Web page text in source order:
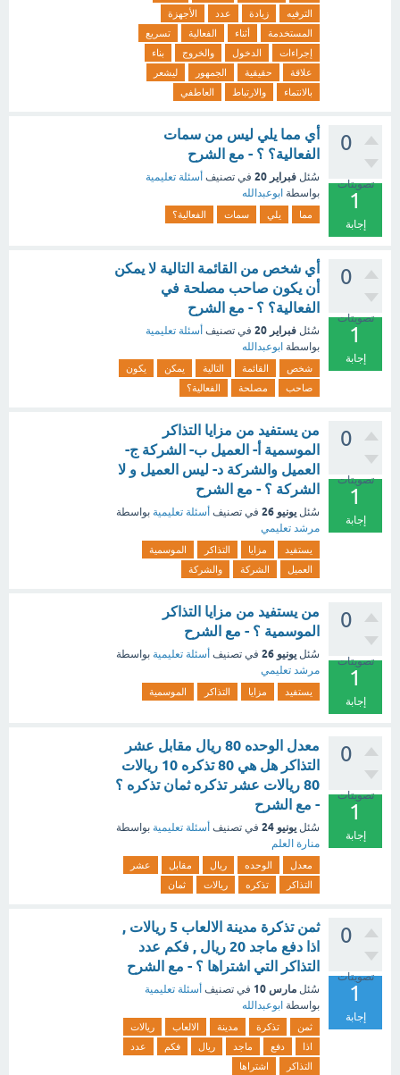
الترفيه
زيادة عدد
الأجهزة
المستخدمة
أثناء الفعالية
تسريع
إجراءات
الدخول والخروج
بناء
علاقة
حقيقية الجمهور
ليشعر
بالانتماء
والارتباط العاطفي
0
تصويتات
1
إجابة
أي مما يلي ليس من سمات
الفعالية؟ ؟ - مع الشرح
سُئل فبراير 20 في تصنيف أسئلة تعليمية
بواسطة ابوعبدالله
مما يلي سمات الفعالية؟
0
تصويتات
1
إجابة
أي شخص من القائمة التالية لا يمكن
أن يكون صاحب مصلحة في
الفعالية؟ ؟ - مع الشرح
سُئل فبراير 20 في تصنيف أسئلة تعليمية
بواسطة ابوعبدالله
شخص القائمة التالية يمكن
يكون
صاحب
مصلحة الفعالية؟
0
تصويتات
1
إجابة
من يستفيد من مزايا التذاكر
الموسمية أ- العميل ب- الشركة ج-
العميل والشركة د- ليس العميل و لا
الشركة ؟ - مع الشرح
سُئل يونيو 26 في تصنيف أسئلة تعليمية بواسطة
مرشد تعليمي
يستفيد مزايا التذاكر
الموسمية
العميل
الشركة والشركة
0
تصويتات
1
إجابة
من يستفيد من مزايا التذاكر
الموسمية ؟ - مع الشرح
سُئل يونيو 26 في تصنيف أسئلة تعليمية بواسطة
مرشد تعليمي
يستفيد مزايا التذاكر الموسمية
0
تصويتات
1
إجابة
معدل الوحده 80 ريال مقابل عشر
التذاكر هل هي 80 تذكره 10 ريالات
80 ريالات عشر تذكره ثمان تذكره ؟
- مع الشرح
سُئل يونيو 24 في تصنيف أسئلة تعليمية بواسطة
منارة العلم
معدل الوحده ريال مقابل
عشر
التذاكر
تذكره ريالات ثمان
0
تصويتات
1
إجابة
ثمن تذكرة مدينة الالعاب 5 ريالات ,
اذا دفع ماجد 20 ريال , فكم عدد
التذاكر التي اشتراها ؟ - مع الشرح
سُئل مارس 10 في تصنيف أسئلة تعليمية
بواسطة ابوعبدالله
ثمن تذكرة مدينة الالعاب
ريالات
اذا
دفع ماجد ريال فكم
عدد
التذاكر
اشتراها